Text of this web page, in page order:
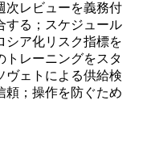
次レビューを義務付
する；スケジュール
シア化リスク指標を
トレーニングをスタ
ヴェトによる供給検
頼；操作を防ぐため